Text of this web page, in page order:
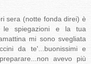
sera (notte fonda direi) è
le spiegazioni e la tua
mi sono svegliata
da te'...buonissimi e
avevo più